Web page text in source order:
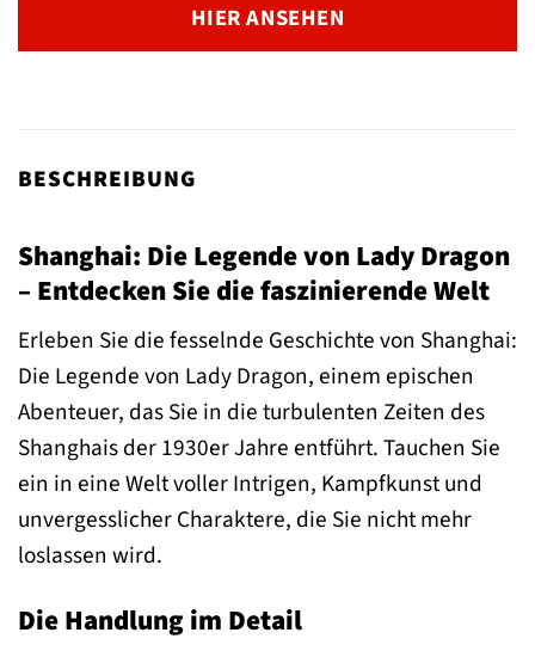
HIER ANSEHEN
BESCHREIBUNG
Shanghai: Die Legende von Lady Dragon
– Entdecken Sie die faszinierende Welt
Erleben Sie die fesselnde Geschichte von Shanghai:
Die Legende von Lady Dragon, einem epischen
Abenteuer, das Sie in die turbulenten Zeiten des
Shanghais der 1930er Jahre entführt. Tauchen Sie
ein in eine Welt voller Intrigen, Kampfkunst und
unvergesslicher Charaktere, die Sie nicht mehr
loslassen wird.
Die Handlung im Detail